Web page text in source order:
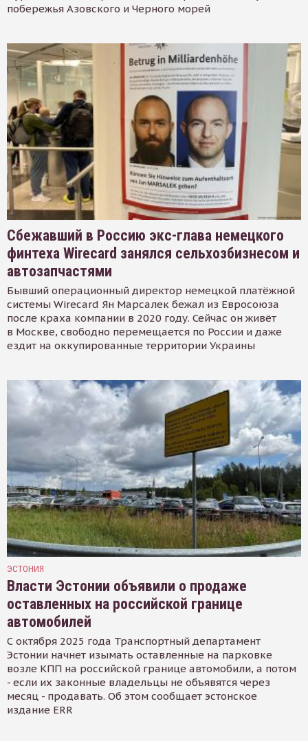
побережья Азовского и Черного морей
Сбежавший в Россию экс-глава немецкого
финтеха Wirecard занялся сельхозбизнесом и
автозапчастями
Бывший операционный директор немецкой платёжной
системы Wirecard Ян Марсалек бежал из Евросоюза
после краха компании в 2020 году. Сейчас он живёт
в Москве, свободно перемещается по России и даже
ездит на оккупированные территории Украины
ЭСТОНИЯ
Власти Эстонии объявили о продаже
оставленных на российской границе
автомобилей
С октября 2025 года Транспортный департамент
Эстонии начнет изымать оставленные на парковке
возле КПП на российской границе автомобили, а потом
- если их законные владельцы не объявятся через
месяц - продавать. Об этом сообщает эстонское
издание ERR